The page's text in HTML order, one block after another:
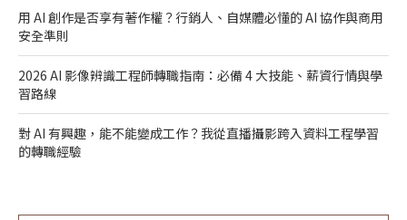
用 AI 創作是否享有著作權？行銷人、自媒體必懂的 AI 協作與商用
安全準則
2026 AI 影像辨識工程師轉職指南：必備 4 大技能、薪資行情與學
習路線
對 AI 有興趣，能不能變成工作？我從直播攝影跨入資料工程學習
的轉職經驗